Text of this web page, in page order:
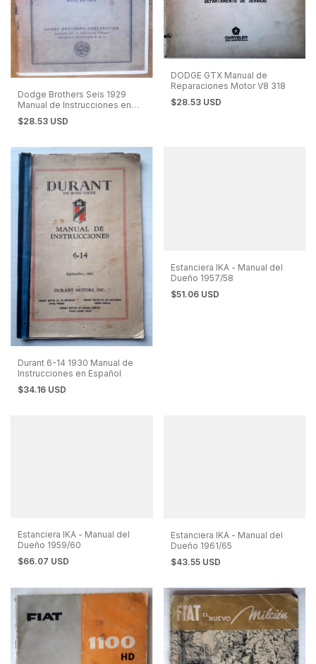
Dodge Brothers Seis 1929
Manual de Instrucciones en
EspañoI
$28.53 USD
DODGE GTX Manual de
Reparaciones Motor V8 318
$28.53 USD
Durant 6-14 1930 Manual de
Instrucciones en Español
$34.16 USD
Estanciera IKA - Manual del
Dueño 1957/58
$51.06 USD
Estanciera IKA - Manual del
Dueño 1959/60
$66.07 USD
Estanciera IKA - Manual del
Dueño 1961/65
$43.55 USD